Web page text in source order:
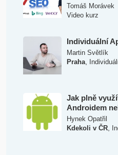
Tomáš Morávek
Video kurz
Individuální
Martin Světlík
Praha,
Jak plně
Androidem
Hynek Opatřil
Kdekoli v ČR,